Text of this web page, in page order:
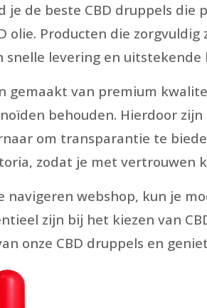
je de beste CBD druppels
olie. Producten die
snelle levering en uitstekende
gemaakt van premium
behouden. Hierdoor
om transparantie te
zodat je met vertrouwen
navigeren webshop, kun je
zijn bij het kiezen van
onze CBD druppels en